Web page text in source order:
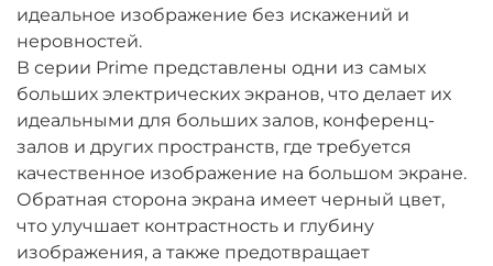
идеальное изображение без искажений и
неровностей.
В серии Prime представлены одни из самых
больших электрических экранов, что делает их
идеальными для больших залов, конференц-
залов и других пространств, где требуется
качественное изображение на большом экране.
Обратная сторона экрана имеет черный цвет,
что улучшает контрастность и глубину
изображения, а также предотвращает